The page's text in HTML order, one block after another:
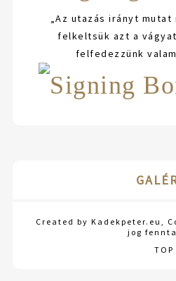
„Az utazás irányt mutat
felkeltsük azt a
felfedezzünk
Created by Kadekpeter.eu,
jog
TOP